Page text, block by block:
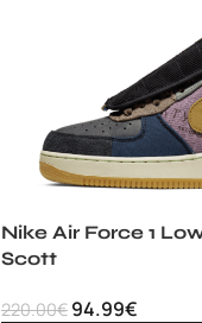
Nike Air Force 1
Scott
220.00€ 94.99€